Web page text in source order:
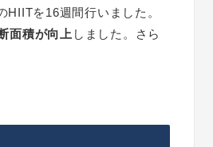
を16週間行いました。
面積が向上 しました。さら